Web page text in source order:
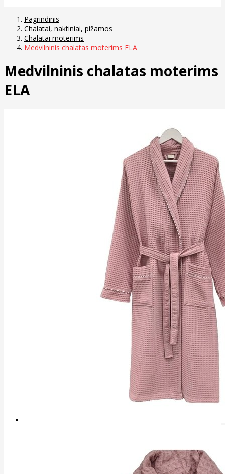
Pagrindinis
Chalatai, naktiniai, pižamos
Chalatai moterims
Medvilninis chalatas moterims ELA
Medvilninis chalatas moterims
ELA